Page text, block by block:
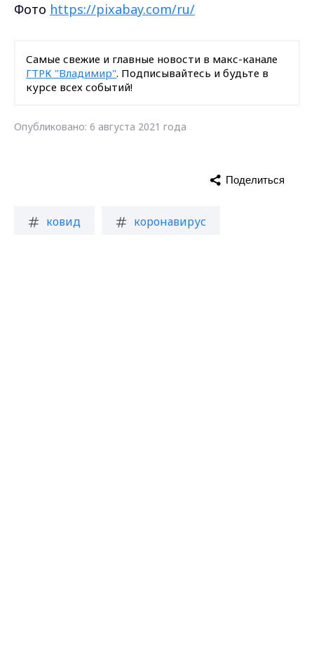
Фото https://pixabay.com/ru/
Самые свежие и главные новости в макс-канале
ГТРК "Владимир". Подписывайтесь и будьте в
курсе всех событий!
Опубликовано: 6 августа 2021 года
ковид коронавирус
Поделиться